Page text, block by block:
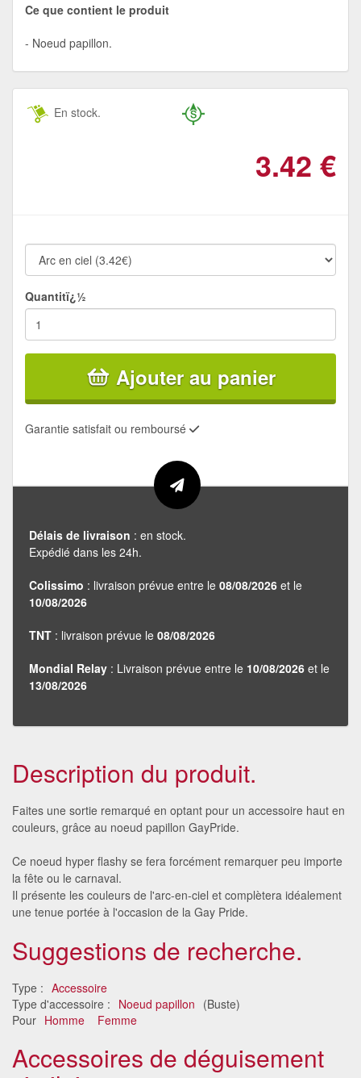
Ce que contient le produit
Noeud papillon.
En stock.
3.42 €
Quantitï¿½
Ajouter au panier
Garantie satisfait ou remboursé
Délais de livraison : en stock.
Expédié dans les 24h.
Colissimo : livraison prévue entre le 08/08/2026 et le
10/08/2026
TNT : livraison prévue le 08/08/2026
Mondial Relay : Livraison prévue entre le 10/08/2026 et le
13/08/2026
Description du produit.
Faites une sortie remarqué en optant pour un accessoire haut en
couleurs, grâce au noeud papillon GayPride.
Ce noeud hyper flashy se fera forcément remarquer peu importe
la fête ou le carnaval.
Il présente les couleurs de l'arc-en-ciel et complètera idéalement
une tenue portée à l'occasion de la Gay Pride.
Suggestions de recherche.
Type : Accessoire
Type d'accessoire : Noeud papillon (Buste)
Pour Homme Femme
Accessoires de déguisement